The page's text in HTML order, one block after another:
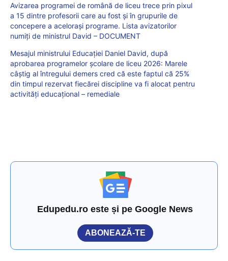
Avizarea programei de română de liceu trece prin pixul
a 15 dintre profesorii care au fost și în grupurile de
concepere a acelorași programe. Lista avizatorilor
numiți de ministrul David – DOCUMENT
Mesajul ministrului Educației Daniel David, după
aprobarea programelor școlare de liceu 2026: Marele
câștig al întregului demers cred că este faptul că 25%
din timpul rezervat fiecărei discipline va fi alocat pentru
activități educațional – remediale
Edupedu.ro este și pe Google News
ABONEAZĂ-TE